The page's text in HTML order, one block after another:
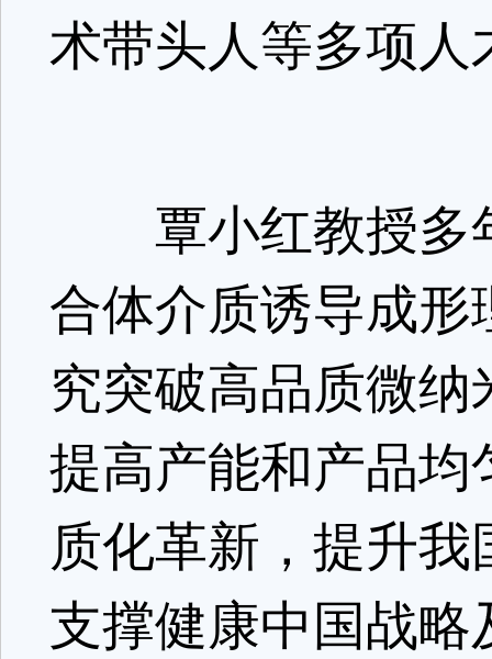
术带头人等多项人
覃小红教授多
合体介质诱导成
究突破高品质微
提高产能和产品
质化革新，提升
支撑健康中国战